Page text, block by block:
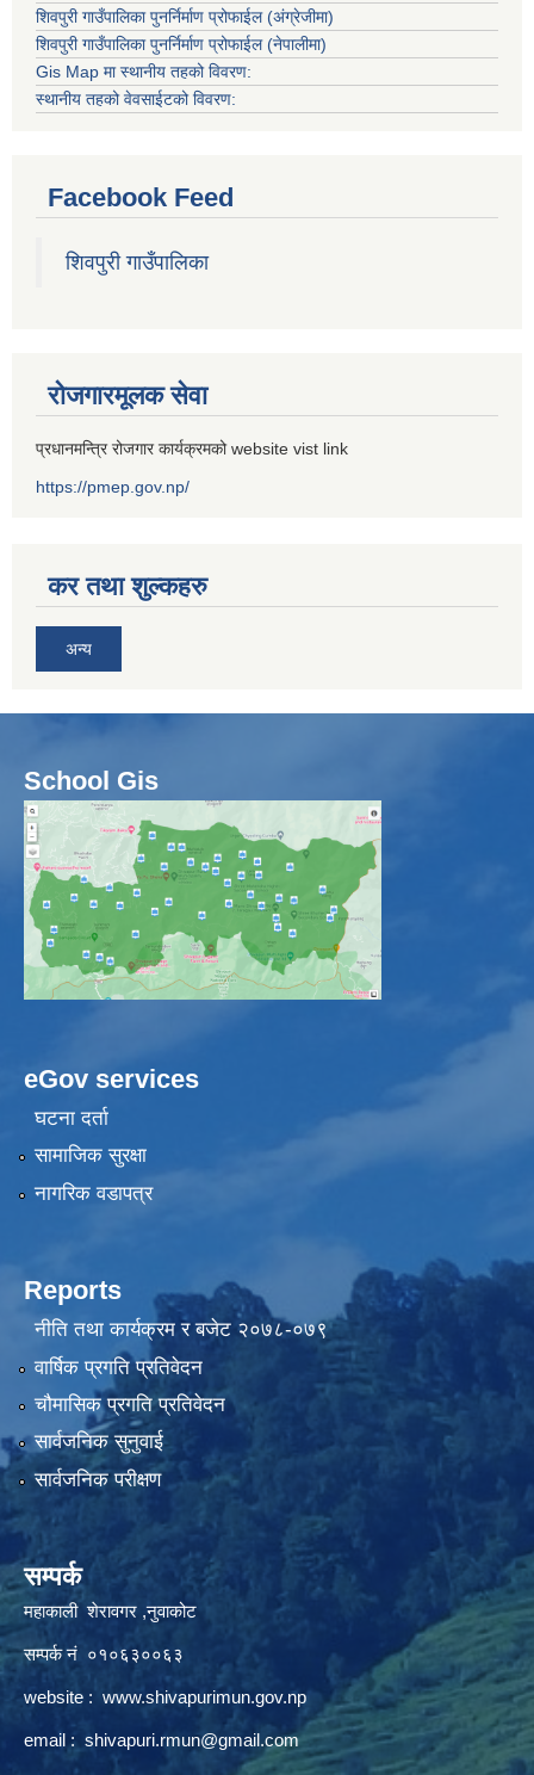
शिवपुरी गाउँपालिका पुनर्निर्माण प्रोफाईल (अंग्रेजीमा)
शिवपुरी गाउँपालिका पुनर्निर्माण प्रोफाईल (नेपालीमा)
Gis Map मा स्थानीय तहको विवरण:
स्थानीय तहको वेवसाईटको विवरण:
Facebook Feed
शिवपुरी गाउँपालिका
रोजगारमूलक सेवा
प्रधानमन्त्रि रोजगार कार्यक्रमको website vist link
https://pmep.gov.np/
कर तथा शुल्कहरु
अन्य
School Gis
eGov services
घटना दर्ता
सामाजिक सुरक्षा
नागरिक वडापत्र
Reports
नीति तथा कार्यक्रम र बजेट २०७८-०७९
वार्षिक प्रगति प्रतिवेदन
चौमासिक प्रगति प्रतिवेदन
सार्वजनिक सुनुवाई
सार्वजनिक परीक्षण
सम्पर्क
महाकाली शेरावगर ,नुवाकोट
सम्पर्क नं ०१०६३००६३
website : www.shivapurimun.gov.np
email : shivapuri.rmun@gmail.com